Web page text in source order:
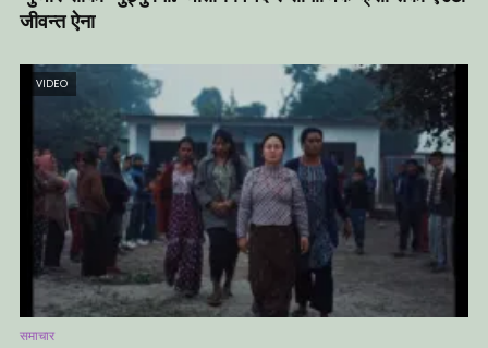
जीवन्त ऐना
VIDEO
समाचार